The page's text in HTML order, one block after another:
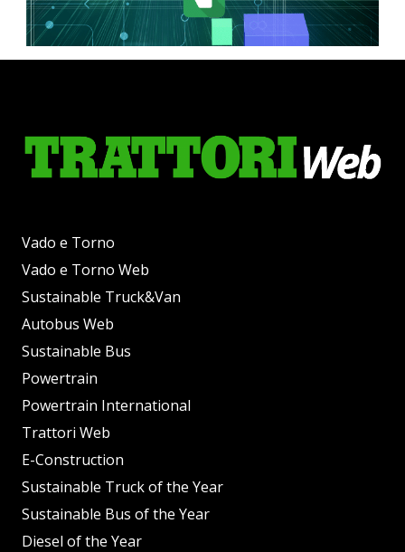
Vado e Torno
Vado e Torno Web
Sustainable Truck&Van
Autobus Web
Sustainable Bus
Powertrain
Powertrain International
Trattori Web
E-Construction
Sustainable Truck of the Year
Sustainable Bus of the Year
Diesel of the Year